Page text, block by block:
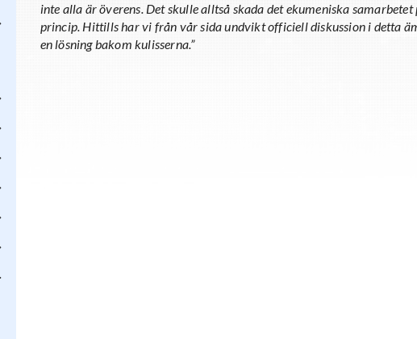
inte alla är överens. Det skulle alltså skada det ekumeniska
princip. Hittills har vi från vår sida undvikt officiell diskussion i detta
en lösning bakom kulisserna.”